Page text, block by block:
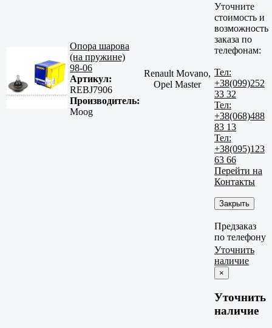
Опора шарова
(на пружине)
98-06
Артикул:
REBJ7906
Производитель:
Moog
Renault Movano,
Opel Master
Уточните
стоимость и
возможность
заказа по
телефонам:
Тел:
+38(099)252
33 32
Тел:
+38(068)488
83 13
Тел:
+38(095)123
63 66
Перейти на
Контакты
Закрыть
Предзаказ
по телефону
Уточнить
наличие
×
Уточнить
наличие